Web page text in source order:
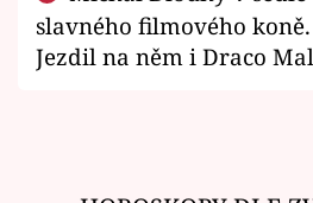
slavného filmového koně.
Jezdil na něm i Draco